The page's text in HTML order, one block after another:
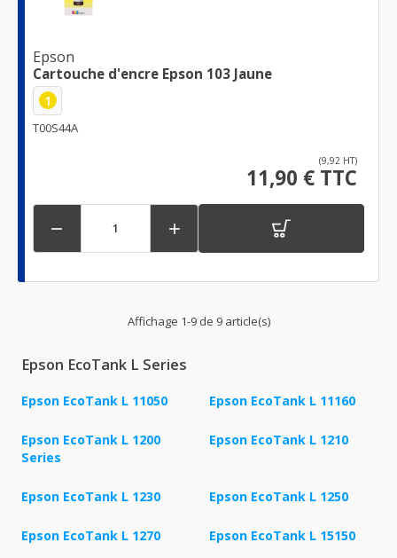
Epson
Cartouche d'encre Epson 103 Jaune
1
T00S44A
(9,92 HT)
11,90 € TTC
 
Affichage 1-9 de 9 article(s)
Epson EcoTank L Series
Epson EcoTank L 11050 Epson EcoTank L 11160
Epson EcoTank L 1200
Series
Epson EcoTank L 1210
Epson EcoTank L 1230 Epson EcoTank L 1250
Epson EcoTank L 1270 Epson EcoTank L 15150